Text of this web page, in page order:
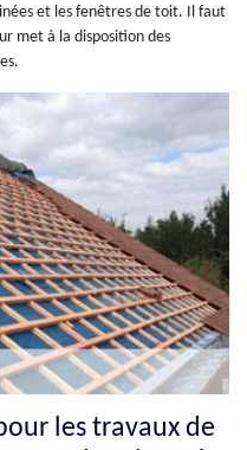
et les fenêtres de toit. Il faut
met à la disposition des
les travaux de